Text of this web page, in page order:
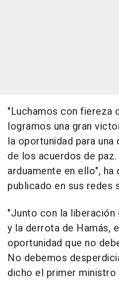
"Luchamos con fiereza
logramos una gran
la oportunidad para
de los acuerdos de
arduamente en ello",
publicado en sus redes
"Junto con la liberación
y la derrota de Hamás,
oportunidad que no
No debemos
dicho el primer ministro